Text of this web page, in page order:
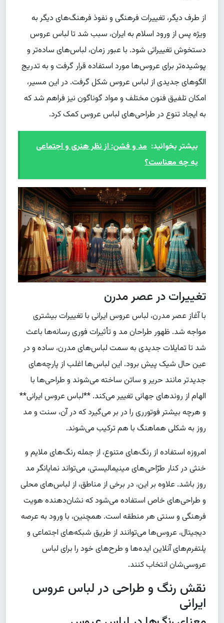
از طرف دیگر، تغییرات فرهنگی و نفوذ فرهنگ‌های دیگر به
ویژه پس از ورود اسلام به ایران، سبب شد تا لباس عروس
دستخوش تغییراتی شود. با عبور زمان، لباس‌های ساده‌تر و
پوشیده‌تر برای عروس‌ها مورد استفاده قرار گرفت و به تدریج
الگوهای جدیدی از لباس عروس شکل گرفت. در این مسیر،
امکان تلفیق فنون مختلف و مواد گوناگون نیز فراهم شد که
به ایجاد تنوع در طراحی‌های لباس عروس کمک کرد.
بیشتر بخوانید: مد و فشن: از نظر هنری و اجتماعی
به چه معناست؟
تغییرات در عصر مدرن
با آغاز عصر مدرن، لباس عروس ایرانی با تغییرات بیشتری
مواجه شد. ظهور طراحان مد و تأثیرات فوری رسانه‌ها باعث
شد تا تمایلات جدیدی به سمت لباس‌های مدرن، ساده و در
عین حال شیک پیش برود. این لباس‌ها اغلب از پارچه‌های
جدیدتر مانند حریر و ساتن ساخته می‌شوند و طراحی‌ها با
الهام از روندهای جهانی تغییر می‌کند. **لباس عروس ایرانی**
و هرچه بیشتر فوتورری را در بر می‌گیرد که در آن، سنت و مد
روز به شکلی هماهنگ با هم ترکیب می‌شوند.
امروزه استفاده از رنگ‌های متنوع، از جمله رنگ‌های ملایم و
خنثی در کنار طرّاحی‌های مینیمالیستی، می‌تواند نمایانگر مد
روز باشد. علاوه بر این، در برخی از مناطق، از لباس‌های محلی
و طراحی‌های خاص استفاده می‌شود که نشان‌دهنده هویت
فرهنگی و سنتی هر منطقه است. همچنین، با ورود به عرصه
دیجیتال، عروس‌ها می‌توانند از طریق شبکه‌های اجتماعی و
پلتفرم‌های آنلاین ایده‌ها و طرح‌های خود را برای لباس
عروسی‌شان انتخاب کنند.
نقش رنگ و طراحی در لباس عروس
ایرانی